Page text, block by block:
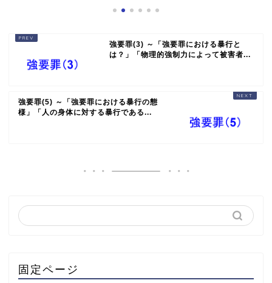
強要罪(3) ～「強要罪における暴行と
は？」「物理的強制力によって被害者...
強要罪(5) ～「強要罪における暴行の態
様」「人の身体に対する暴行である...
固定ページ